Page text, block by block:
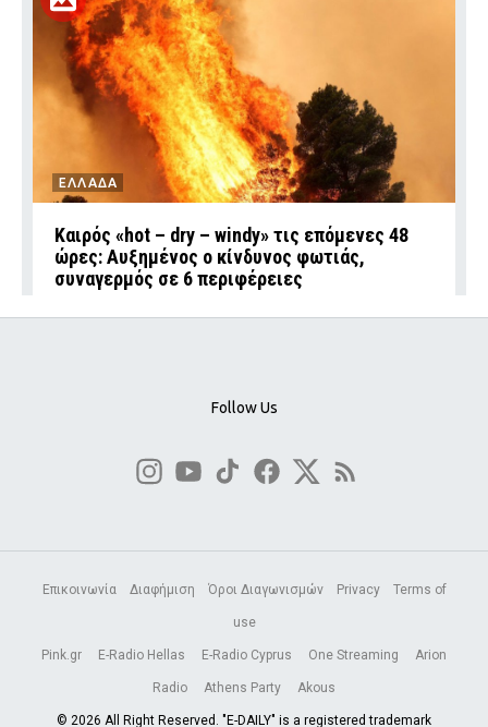
ΕΛΛΑΔΑ
Καιρός «hot – dry – windy» τις επόμενες 48
ώρες: Αυξημένος ο κίνδυνος φωτιάς,
συναγερμός σε 6 περιφέρειες
Follow Us
Επικοινωνία Διαφήμιση Όροι Διαγωνισμών Privacy Terms of
use
Pink.gr E-Radio Hellas E-Radio Cyprus One Streaming Arion
Radio Athens Party Akous
© 2026 All Right Reserved. "E-DAILY" is a registered trademark